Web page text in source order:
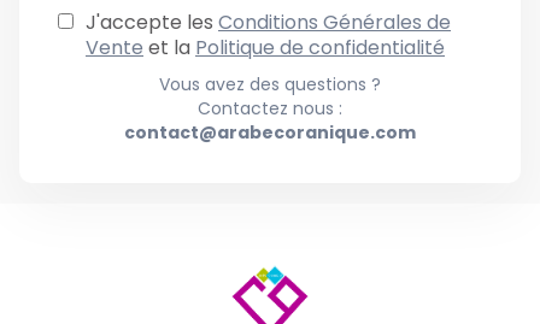
J'accepte les Conditions Générales de
Vente et la Politique de confidentialité
Vous avez des questions ?
Contactez nous :
contact@arabecoranique.com